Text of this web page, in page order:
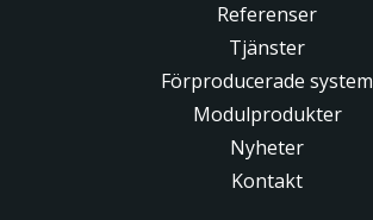
Referenser
Tjänster
Förproducerade system
Modulprodukter
Nyheter
Kontakt